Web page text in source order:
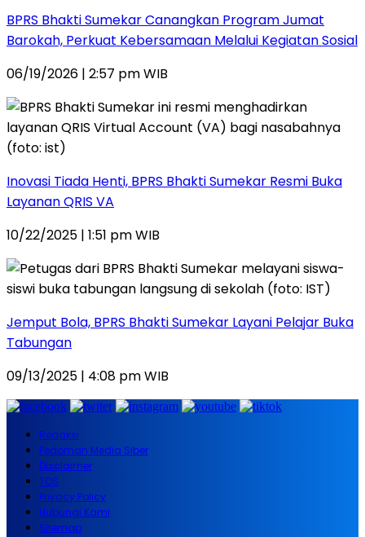
BPRS Bhakti Sumekar Canangkan Program Jumat
Barokah, Perkuat Kebersamaan Melalui Kegiatan Sosial
06/19/2026 | 2:57 pm WIB
Inovasi Tiada Henti, BPRS Bhakti Sumekar Resmi Buka
Layanan QRIS VA
10/22/2025 | 1:51 pm WIB
Jemput Bola, BPRS Bhakti Sumekar Layani Pelajar Buka
Tabungan
09/13/2025 | 4:08 pm WIB
Redaksi
Pedoman Media Siber
Disclaimer
TOS
Privacy Policy
Hubungi Kami
Sitemap